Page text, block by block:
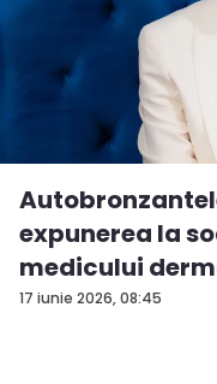
17 iunie 2026, 08:45
expunerea la
medicului
-...